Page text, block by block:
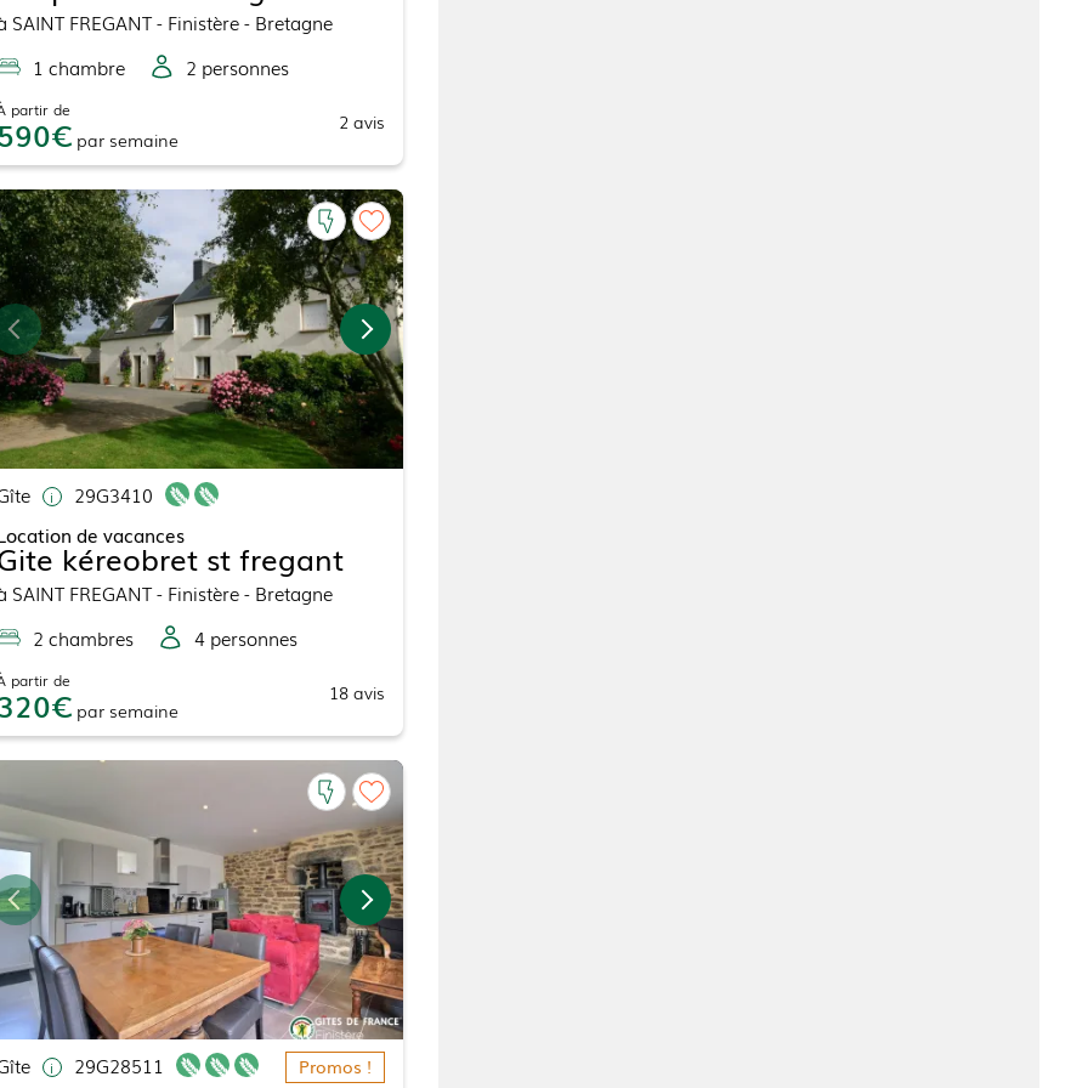
SAINT FREGANT- Finistère - Bretagne
1 chambre 2 personnes
partir de
par semaine
2 avis
29G3410
de vacances
kéreobret st fregant
SAINT FREGANT- Finistère - Bretagne
2 chambres 4personnes
partir de
par semaine
18avis
29G28511 Promos !